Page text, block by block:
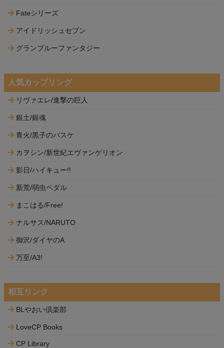
Fateシリーズ
アイドリッシュセブン
グランブルーファンタジー
人気カップリング
リヴァエレ/進撃の巨人
銀土/銀魂
青火/黒子のバスケ
カヲシン/新世紀エヴァンゲリオン
影日/ハイキュー!!
新荒/弱虫ペダル
まこはる/Free!
ナルサス/NARUTO
御沢/ダイヤのA
万至/A3!
相互リンク
BLやおい倶楽部
LoveCP Books
CP Library